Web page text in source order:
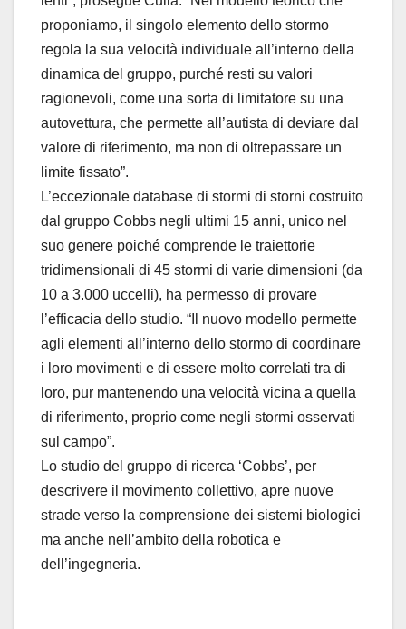
proponiamo, il singolo elemento dello stormo
regola la sua velocità individuale all’interno della
dinamica del gruppo, purché resti su valori
ragionevoli, come una sorta di limitatore su una
autovettura, che permette all’autista di deviare dal
valore di riferimento, ma non di oltrepassare un
limite fissato”.
L’eccezionale database di stormi di storni costruito
dal gruppo Cobbs negli ultimi 15 anni, unico nel
suo genere poiché comprende le traiettorie
tridimensionali di 45 stormi di varie dimensioni (da
10 a 3.000 uccelli), ha permesso di provare
l’efficacia dello studio. “Il nuovo modello permette
agli elementi all’interno dello stormo di coordinare
i loro movimenti e di essere molto correlati tra di
loro, pur mantenendo una velocità vicina a quella
di riferimento, proprio come negli stormi osservati
sul campo”.
Lo studio del gruppo di ricerca ‘Cobbs’, per
descrivere il movimento collettivo, apre nuove
strade verso la comprensione dei sistemi biologici
ma anche nell’ambito della robotica e
dell’ingegneria.